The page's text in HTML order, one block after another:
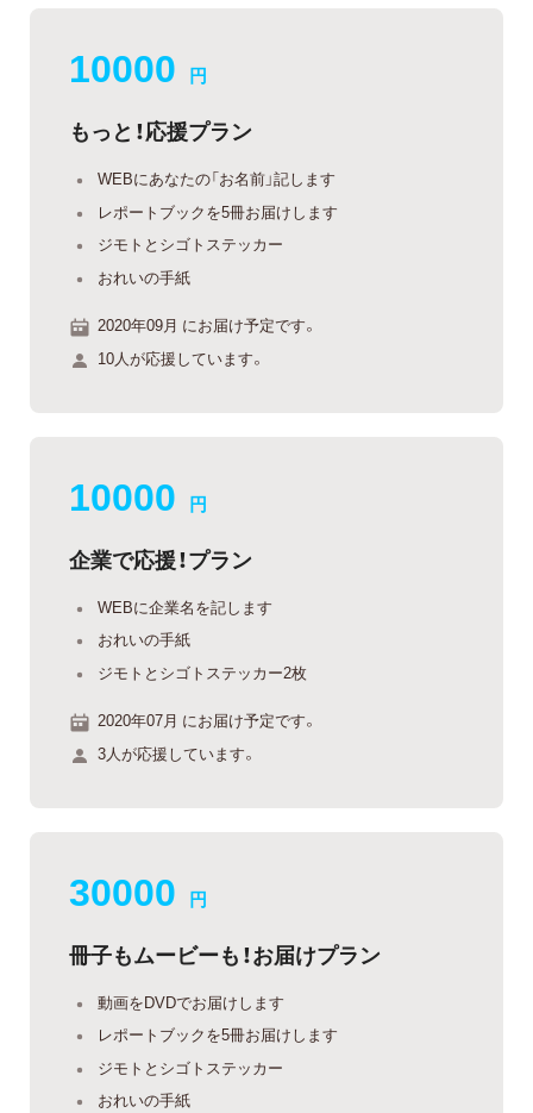
10000 円
もっと！応援プラン
WEBにあなたの「お名前」記します
レポートブックを5冊お届けします
ジモトとシゴトステッカー
おれいの手紙
2020年09月 にお届け予定です。
10人が応援しています。
10000 円
企業で応援！プラン
WEBに企業名を記します
おれいの手紙
ジモトとシゴトステッカー2枚
2020年07月 にお届け予定です。
3人が応援しています。
30000 円
冊子もムービーも！お届けプラン
動画をDVDでお届けします
レポートブックを5冊お届けします
ジモトとシゴトステッカー
おれいの手紙